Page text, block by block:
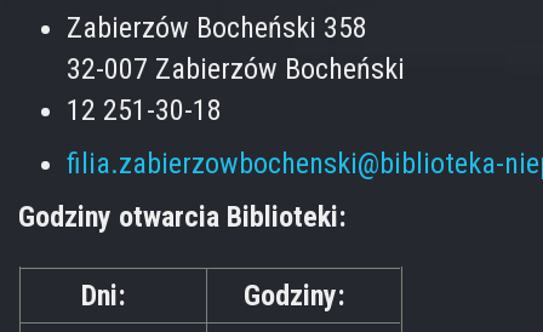
Zabierzów Bocheński 358
32-007 Zabierzów Bocheński
12 251-30-18
filia.zabierzowbochenski@biblioteka-
Godziny otwarcia Biblioteki:
Dni:
Godziny: